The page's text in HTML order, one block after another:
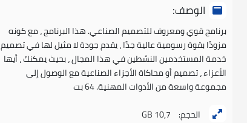
الوصف:
برنامج قوي ومعروف للتصميم الصناعي. هذا البرنامج ، مع كونه
مزودًا بقوة رسومية عالية جدًا ، يقدم جودة لا مثيل لها في تصميم
خدمة المستخدمين النشطين في هذا المجال ، بحيث يمكنك ، أيها
الأعزاء ، تصميم أو محاكاة الأجزاء الصناعية مع الوصول إلى
مجموعة واسعة من الأدوات المهنية. 64 بت
الحجم: 10,7 GB